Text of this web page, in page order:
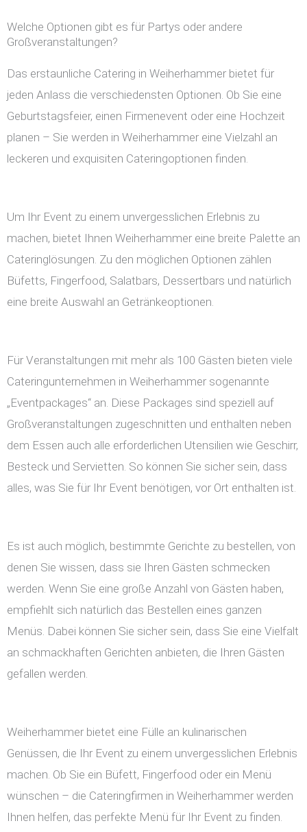
Welche Optionen gibt es für Partys oder andere
Großveranstaltungen?
Das erstaunliche Catering in Weiherhammer bietet für
jeden Anlass die verschiedensten Optionen. Ob Sie eine
Geburtstagsfeier, einen Firmenevent oder eine Hochzeit
planen – Sie werden in Weiherhammer eine Vielzahl an
leckeren und exquisiten Cateringoptionen finden.
Um Ihr Event zu einem unvergesslichen Erlebnis zu
machen, bietet Ihnen Weiherhammer eine breite Palette an
Cateringlösungen. Zu den möglichen Optionen zählen
Büfetts, Fingerfood, Salatbars, Dessertbars und natürlich
eine breite Auswahl an Getränkeoptionen.
Für Veranstaltungen mit mehr als 100 Gästen bieten viele
Cateringunternehmen in Weiherhammer sogenannte
„Eventpackages“ an. Diese Packages sind speziell auf
Großveranstaltungen zugeschnitten und enthalten neben
dem Essen auch alle erforderlichen Utensilien wie Geschirr,
Besteck und Servietten. So können Sie sicher sein, dass
alles, was Sie für Ihr Event benötigen, vor Ort enthalten ist.
Es ist auch möglich, bestimmte Gerichte zu bestellen, von
denen Sie wissen, dass sie Ihren Gästen schmecken
werden. Wenn Sie eine große Anzahl von Gästen haben,
empfiehlt sich natürlich das Bestellen eines ganzen
Menüs. Dabei können Sie sicher sein, dass Sie eine Vielfalt
an schmackhaften Gerichten anbieten, die Ihren Gästen
gefallen werden.
Weiherhammer bietet eine Fülle an kulinarischen
Genüssen, die Ihr Event zu einem unvergesslichen Erlebnis
machen. Ob Sie ein Büfett, Fingerfood oder ein Menü
wünschen – die Cateringfirmen in Weiherhammer werden
Ihnen helfen, das perfekte Menü für Ihr Event zu finden.